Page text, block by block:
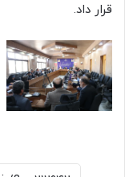
قرار داد.